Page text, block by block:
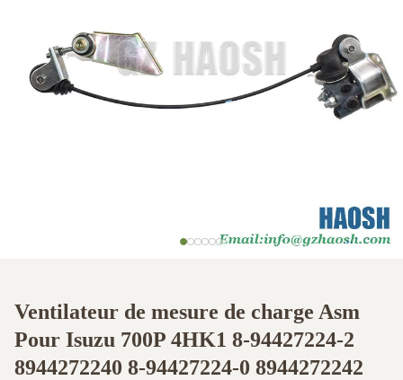
Ventilateur de mesure de charge Asm
Pour Isuzu 700P 4HK1 8-94427224-2
8944272240 8-94427224-0 8944272242